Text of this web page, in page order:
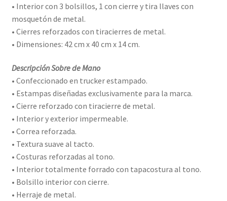
• Interior con 3 bolsillos, 1 con cierre y tira llaves con
mosquetón de metal.
• Cierres reforzados con tiracierres de metal.
• Dimensiones: 42 cm x 40 cm x 14 cm.
Descripción Sobre de Mano
• Confeccionado en trucker estampado.
• Estampas diseñadas exclusivamente para la marca.
• Cierre reforzado con tiracierre de metal.
• Interior y exterior impermeable.
• Correa reforzada.
• Textura suave al tacto.
• Costuras reforzadas al tono.
• Interior totalmente forrado con tapacostura al tono.
• Bolsillo interior con cierre.
• Herraje de metal.